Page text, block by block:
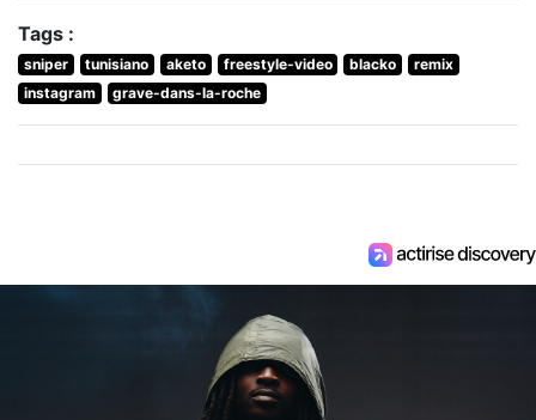
Tags :
sniper tunisiano aketo freestyle-video blacko
remix
instagram
grave-dans-la-roche